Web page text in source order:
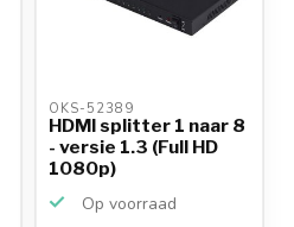
OKS-52389
HDMI splitter 1 naar 8
- versie 1.3 (Full HD
1080p)
Op voorraad